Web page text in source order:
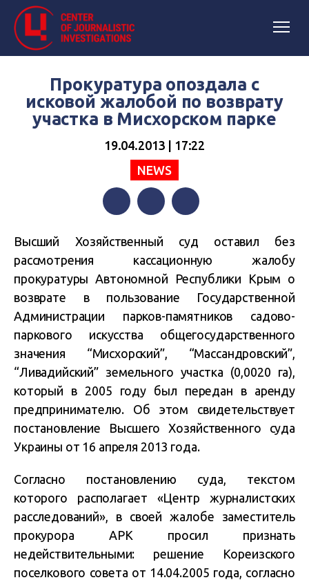
Прокуратура опоздала с
исковой жалобой по возврату
участка в Мисхорском парке
19.04.2013 | 17:22
NEWS
Высший Хозяйственный суд оставил без
рассмотрения кассационную жалобу
прокуратуры Автономной Республики Крым о
возврате в пользование Государственной
Администрации парков-памятников садово-
паркового искусства общегосударственного
значения “Мисхорский”, “Массандровский”,
“Ливадийский” земельного участка (0,0020 га),
который в 2005 году был передан в аренду
предпринимателю. Об этом свидетельствует
постановление Высшего Хозяйственного суда
Украины от 16 апреля 2013 года.
Согласно постановлению суда, текстом
которого располагает «Центр журналистских
расследований», в своей жалобе заместитель
прокурора АРК просил признать
недействительными: решение Кореизского
поселкового совета от 14.04.2005 года, согласно